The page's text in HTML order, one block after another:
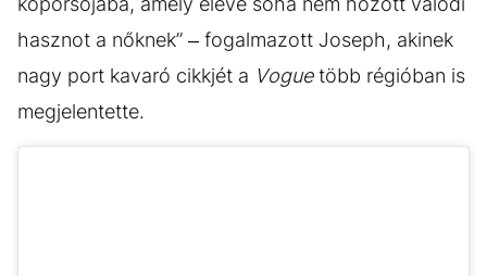
hasznot a nőknek” – fogalmazott Joseph, akinek
nagy port kavaró cikkjét a Voguetöbb régióban is
megjelentette.